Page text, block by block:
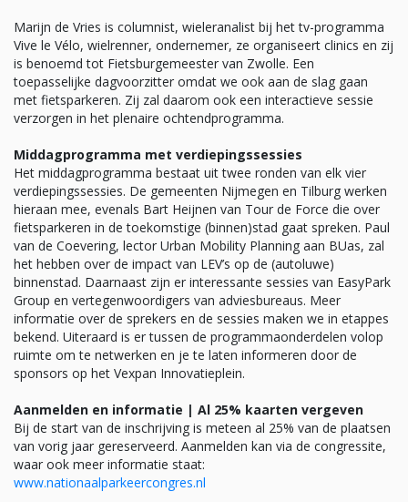
Marijn de Vries is columnist, wieleranalist bij het tv-programma
Vive le Vélo, wielrenner, ondernemer, ze organiseert clinics en zij
is benoemd tot Fietsburgemeester van Zwolle. Een
toepasselijke dagvoorzitter omdat we ook aan de slag gaan
met fietsparkeren. Zij zal daarom ook een interactieve sessie
verzorgen in het plenaire ochtendprogramma.
Middagprogramma met verdiepingssessies
Het middagprogramma bestaat uit twee ronden van elk vier
verdiepingssessies. De gemeenten Nijmegen en Tilburg werken
hieraan mee, evenals Bart Heijnen van Tour de Force die over
fietsparkeren in de toekomstige (binnen)stad gaat spreken. Paul
van de Coevering, lector Urban Mobility Planning aan BUas, zal
het hebben over de impact van LEV’s op de (autoluwe)
binnenstad. Daarnaast zijn er interessante sessies van EasyPark
Group en vertegenwoordigers van adviesbureaus. Meer
informatie over de sprekers en de sessies maken we in etappes
bekend. Uiteraard is er tussen de programmaonderdelen volop
ruimte om te netwerken en je te laten informeren door de
sponsors op het Vexpan Innovatieplein.
Aanmelden en informatie | Al 25% kaarten vergeven
Bij de start van de inschrijving is meteen al 25% van de plaatsen
van vorig jaar gereserveerd. Aanmelden kan via de congressite,
waar ook meer informatie staat:
www.nationaalparkeercongres.nl